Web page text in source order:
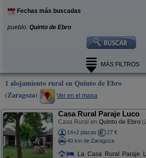
Fechas más buscadas
pueblo: Quinto de Ebro
MÁS FILTROS
1 alojamiento rural en Quinto de Ebro
(Zaragoza)
Ver en el mapa
Casa Rural Paraje Luco
Casa Rural en Quinto de Ebro
14+2 plazas
27 €
40 km de Zaragoza
La Casa Rural Paraje